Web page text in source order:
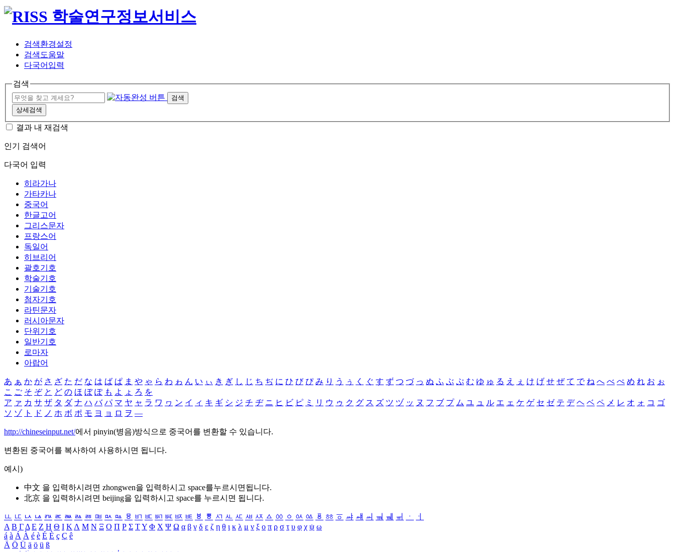
검색환경설정
검색도움말
다국어입력
검색
검색
상세검색
결과 내 재검색
인기 검색어
다국어 입력
히라가나
가타카나
중국어
한글고어
그리스문자
프랑스어
독일어
히브리어
괄호기호
학술기호
기술기호
첨자기호
라틴문자
러시아문자
단위기호
일반기호
로마자
아랍어
あ ぁ か が さ ざ た だ な は ば ぱ ま や ゃ ら わ ゎ ん い ぃ き ぎ し じ ち ぢ に ひ び ぴ み り う ぅ く ぐ す ず つ づ っ ぬ ふ ぶ ぷ む ゆ ゅ る え ぇ け げ せ ぜ て で ね へ べ ぺ め れ お ぉ
こ ご そ ぞ と ど の ほ ぼ ぽ も よ ょ ろ を
ア ァ カ サ ザ タ ダ ナ ハ バ パ マ ヤ ャ ラ ワ ヮ ン イ ィ キ ギ シ ジ チ ヂ ニ ヒ ビ ピ ミ リ ウ ゥ ク グ ス ズ ツ ヅ ッ ヌ フ ブ プ ム ユ ュ ル エ ェ ケ ゲ セ ゼ テ デ ヘ ベ ペ メ レ オ ォ コ ゴ
ソ ゾ ト ド ノ ホ ボ ポ モ ヨ ョ ロ ヲ ―
http://chineseinput.net/에서 pinyin(병음)방식으로 중국어를 변환할 수 있습니다.
변환된 중국어를 복사하여 사용하시면 됩니다.
예시)
中文 을 입력하시려면 zhongwen을 입력하시고 space를누르시면됩니다.
北京 을 입력하시려면 beijing을 입력하시고 space를 누르시면 됩니다.
ㅥ ㅦ ㅧ ㅨ ㅩ ㅪ ㅫ ㅬ ㅭ ㅮ ㅯ ㅰ ㅱ ㅲ ㅳ ㅴ ㅵ ㅶ ㅷ ㅸ ㅹ ㅺ ㅻ ㅼ ㅽ ㅾ ㅿ ㆀ ㆁ ㆂ ㆃ ㆄ ㆅ ㆆ ㆇ ㆈ ㆉ ㆊ ㆋ ㆌ ㆍ
ㆎ
Α Β ΓΔ Ε Ζ Η Θ Ι ΚΛ Μ Ν Ξ Ο Π Ρ Σ ΤΥ Φ Χ Ψ Ω α β γ δ ε ζ η θ ι κ λ μ ν ξ ο π ρ σ τ υ φ χ ψ ω
á à Á À é è É È ç Ç ê
Ä Ö Ü ä ö ü ß